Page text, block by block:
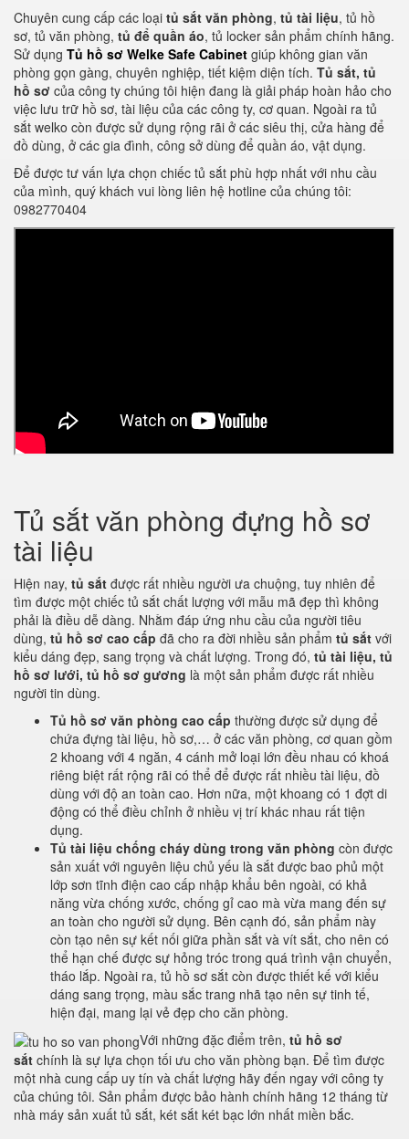
Chuyên cung cấp các loại tủ sắt văn phòng, tủ tài liệu, tủ hồ
sơ, tủ văn phòng, tủ để quần áo, tủ locker sản phẩm chính hãng.
Sử dụng Tủ hồ sơ Welke Safe Cabinet giúp không gian văn
phòng gọn gàng, chuyên nghiệp, tiết kiệm diện tích. Tủ sắt, tủ
hồ sơ của công ty chúng tôi hiện đang là giải pháp hoàn hảo cho
việc lưu trữ hồ sơ, tài liệu của các công ty, cơ quan. Ngoài ra tủ
sắt welko còn được sử dụng rộng rãi ở các siêu thị, cửa hàng để
đồ dùng, ở các gia đình, công sở dùng để quần áo, vật dụng.
Để được tư vấn lựa chọn chiếc tủ sắt phù hợp nhất với nhu cầu
của mình, quý khách vui lòng liên hệ hotline của chúng tôi:
0982770404
Tủ sắt văn phòng đựng hồ sơ
tài liệu
Hiện nay, tủ sắt được rất nhiều người ưa chuộng, tuy nhiên để
tìm được một chiếc tủ sắt chất lượng với mẫu mã đẹp thì không
phải là điều dễ dàng. Nhằm đáp ứng nhu cầu của người tiêu
dùng, tủ hồ sơ cao cấp đã cho ra đời nhiều sản phẩm tủ sắt với
kiểu dáng đẹp, sang trọng và chất lượng. Trong đó, tủ tài liệu, tủ
hồ sơ lưới, tủ hồ sơ gương là một sản phẩm được rất nhiều
người tin dùng.
Tủ hồ sơ văn phòng cao cấp thường được sử dụng để
chứa đựng tài liệu, hồ sơ,… ở các văn phòng, cơ quan gồm
2 khoang với 4 ngăn, 4 cánh mở loại lớn đều nhau có khoá
riêng biệt rất rộng rãi có thể để được rất nhiều tài liệu, đồ
dùng với độ an toàn cao. Hơn nữa, một khoang có 1 đợt di
động có thể điều chỉnh ở nhiều vị trí khác nhau rất tiện
dụng.
Tủ tài liệu chống cháy dùng trong văn phòng còn được
sản xuất với nguyên liệu chủ yếu là sắt được bao phủ một
lớp sơn tĩnh điện cao cấp nhập khẩu bên ngoài, có khả
năng vừa chống xước, chống gỉ cao mà vừa mang đến sự
an toàn cho người sử dụng. Bên cạnh đó, sản phẩm này
còn tạo nên sự kết nối giữa phần sắt và vít sắt, cho nên có
thể hạn chế được sự hỏng tróc trong quá trình vận chuyển,
tháo lắp. Ngoài ra, tủ hồ sơ sắt còn được thiết kế với kiểu
dáng sang trọng, màu sắc trang nhã tạo nên sự tinh tế,
hiện đại, mang lại vẻ đẹp cho căn phòng.
Với những đặc điểm trên, tủ hồ sơ
sắt chính là sự lựa chọn tối ưu cho văn phòng bạn. Để tìm được
một nhà cung cấp uy tín và chất lượng hãy đến ngay với công ty
của chúng tôi. Sản phẩm được bảo hành chính hãng 12 tháng từ
nhà máy sản xuất tủ sắt, két sắt két bạc lớn nhất miền bắc.